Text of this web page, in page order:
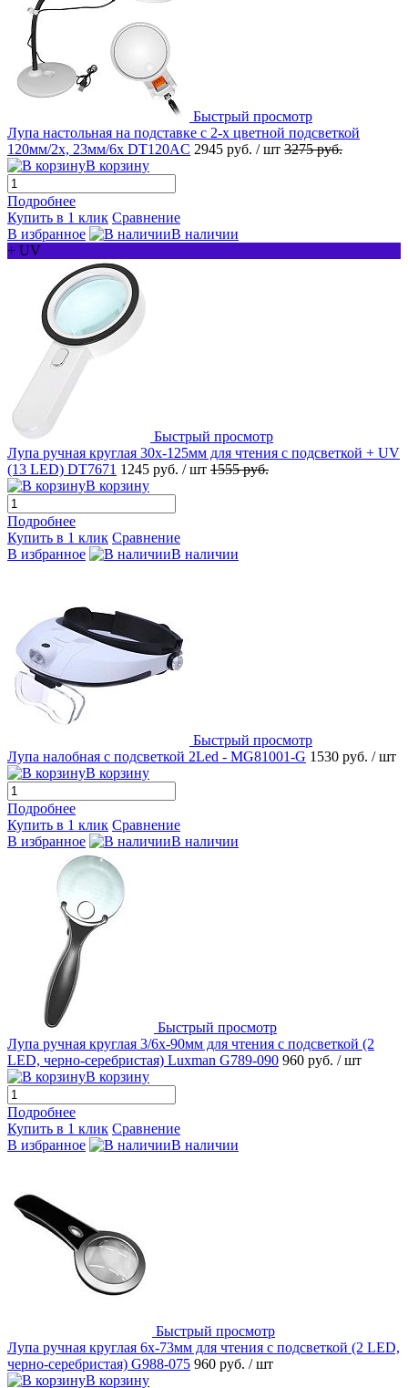
Быстрый просмотр
Лупа настольная на подставке с 2-х цветной подсветкой
120мм/2x, 23мм/6x DT120AC 2945 руб. / шт 3275 руб.
В корзину
Подробнее
Купить в 1 клик Сравнение
В избранное
В наличии
+ UV
Быстрый просмотр
Лупа ручная круглая 30x-125мм для чтения с подсветкой + UV
(13 LED) DT7671 1245 руб. / шт 1555 руб.
В корзину
Подробнее
Купить в 1 клик Сравнение
В избранное
В наличии
Быстрый просмотр
Лупа налобная с подсветкой 2Led - MG81001-G 1530 руб. / шт
В корзину
Подробнее
Купить в 1 клик Сравнение
В избранное
В наличии
Быстрый просмотр
Лупа ручная круглая 3/6х-90мм для чтения с подсветкой (2
LED, черно-серебристая) Luxman G789-090 960 руб. / шт
В корзину
Подробнее
Купить в 1 клик Сравнение
В избранное
В наличии
Быстрый просмотр
Лупа ручная круглая 6х-73мм для чтения с подсветкой (2 LED,
черно-серебристая) G988-075 960 руб. / шт
В корзину